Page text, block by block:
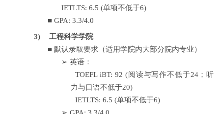
IETLTS: 6.5 (单项不低于6)
■ GPA: 3.3/4.0
3)
工程科学学院
■ 默认录取要求（适用学院内大部分院内专业）
➢ 英语：
TOEFL iBT: 92 (阅读与写作不低于24；听
力与口语不低于20)
IETLTS: 6.5 (单项不低于6)
➢ GPA: 3.3/4.0